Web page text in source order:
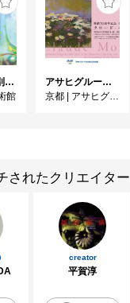
2026年度 特別展「ガレとドーム、アール･ヌーヴォーのガラス 水辺のやすらぎ、海の神秘」
館
アサヒグループ大山崎山荘美術館 開館30周年記念展「没後100年 クロード・モネ」
京都 | アサヒグループ大山崎山荘美術館
されたクリエイター
creator
平賀淳